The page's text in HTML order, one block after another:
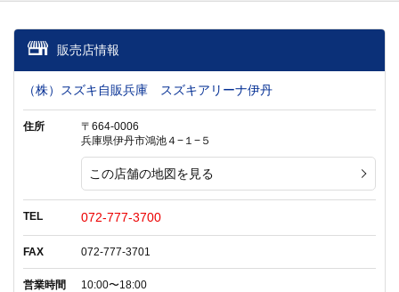
販売店情報
（株）スズキ自販兵庫 スズキアリーナ伊丹
住所
〒664-0006
兵庫県伊丹市鴻池４−１−５
この店舗の地図を見る
TEL 072-777-3700
FAX 072-777-3701
営業時間 10:00〜18:00